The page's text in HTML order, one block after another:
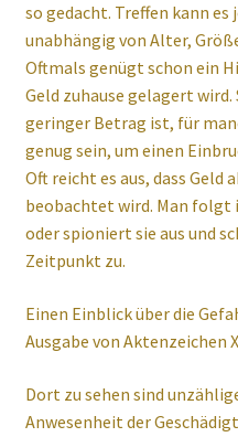
so gedacht. Treffen kann
unabhängig von Alter,
Oftmals genügt schon ein
Geld zuhause gelagert
geringer Betrag ist, für
genug sein, um einen
Oft reicht es aus, dass Geld
beobachtet wird. Man folgt
oder spioniert sie aus und
Zeitpunkt zu.
Einen Einblick über die
Ausgabe von Aktenzeichen
Dort zu sehen sind
Anwesenheit der